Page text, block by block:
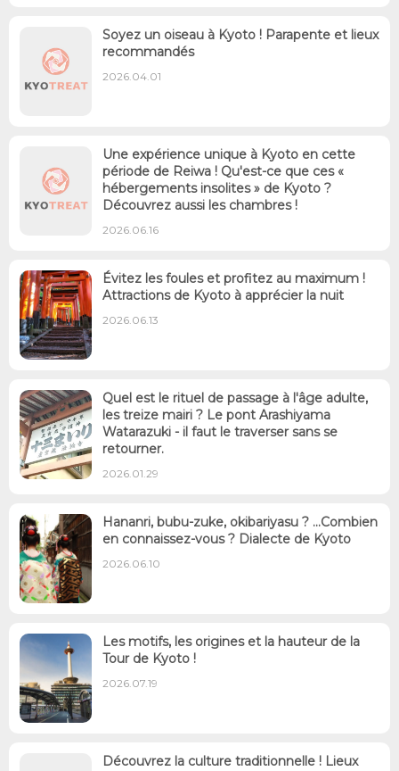
Soyez un oiseau à Kyoto ! Parapente et lieux
recommandés
2026.04.01
Une expérience unique à Kyoto en cette
période de Reiwa ! Qu'est-ce que ces «
hébergements insolites » de Kyoto ?
Découvrez aussi les chambres !
2026.06.16
Évitez les foules et profitez au maximum !
Attractions de Kyoto à apprécier la nuit
2026.06.13
Quel est le rituel de passage à l'âge adulte,
les treize mairi ? Le pont Arashiyama
Watarazuki - il faut le traverser sans se
retourner.
2026.01.29
Hananri, bubu-zuke, okibariyasu ? ...Combien
en connaissez-vous ? Dialecte de Kyoto
2026.06.10
Les motifs, les origines et la hauteur de la
Tour de Kyoto !
2026.07.19
Découvrez la culture traditionnelle ! Lieux